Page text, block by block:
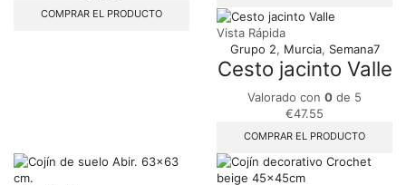
COMPRAR EL PRODUCTO
Vista Rápida
Grupo 2, Murcia, Semana7
Cesto jacinto Valle
Valorado con 0 de 5
€47.55
COMPRAR EL PRODUCTO